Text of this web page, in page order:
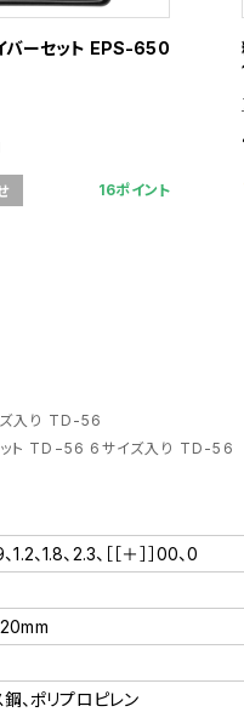
バーセット EPS-650
16ポイント
入り TD-56
ット TD−56 6サイズ入り TD-56
、1.2、1.8、2.3、［［＋］］00、0
、ポリプロピレン